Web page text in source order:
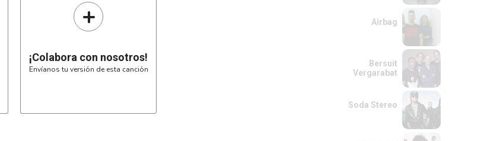
+
¡Colabora con nosotros!
Envíanos tu versión de esta canción
Airbag
Bersuit
Vergarabat
Soda Stereo